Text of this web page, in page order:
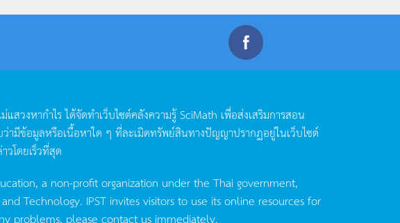
แสวงหากำไรได้จัดทำเว็บไซต์คลังความรู้SciMath เพื่อส่งเสริมการสอน
ามีข้อมูลหรือเนื้อหาใด ๆ ที่ละเมิดทรัพย์สินทางปัญญาปรากฏอยู่ในเว็บไซต์
โดยเร็วที่สุด
a non-profit organization under the Thai government,
Technology. IPST invites visitors to use its online resources for
problems, please contact us immediately.